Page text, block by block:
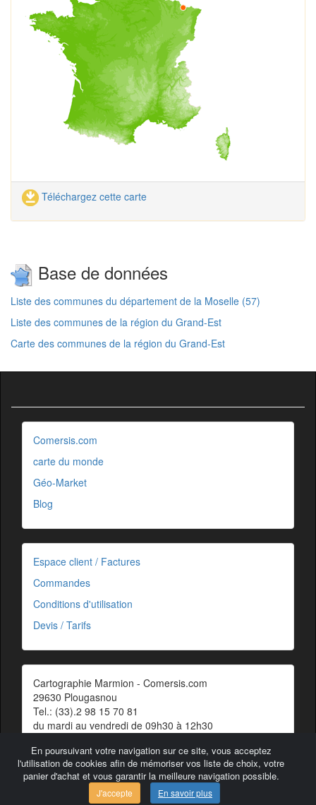
Téléchargez cette carte
Base de données
Liste des communes du département de la Moselle (57)
Liste des communes de la région du Grand-Est
Carte des communes de la région du Grand-Est
En poursuivant votre navigation sur ce site, vous acceptez
l'utilisation de cookies afin de mémoriser vos liste de choix, votre
panier d'achat et vous garantir la meilleure navigation possible.
J'accepte En savoir plus
Comersis.com
carte du monde
Géo-Market
Blog
Espace client / Factures
Commandes
Conditions d'utilisation
Devis / Tarifs
Cartographie Marmion - Comersis.com
29630 Plougasnou
Tel.: (33).2 98 15 70 81
du mardi au vendredi de 09h30 à 12h30
Contact